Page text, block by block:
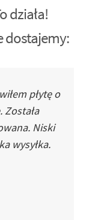
działa!
dostajemy:
płytę o
Została
Niski
wysyłka.